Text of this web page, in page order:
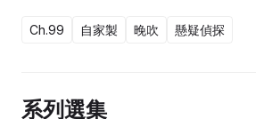
Ch.99 自家製 晚吹 懸疑偵探
系列選集